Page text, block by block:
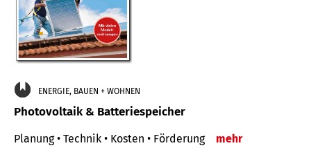
ENERGIE, BAUEN + WOHNEN
Photovoltaik & Batteriespeicher
Planung • Technik • Kosten • Förderung mehr